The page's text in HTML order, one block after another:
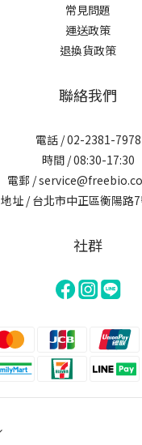
常見問題
運送政策
退換貨政策
聯絡我們
電話 / 02-2381-7978
時間 / 08:30-17:30
電郵 /
地址 / 台北市中正區衡陽路
社群